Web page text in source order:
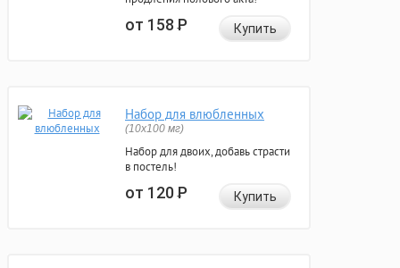
от 158Р Купить
Набор для влюбленных
(10х100 мг)
Набор для двоих, добавь страсти
в постель!
от 120Р Купить